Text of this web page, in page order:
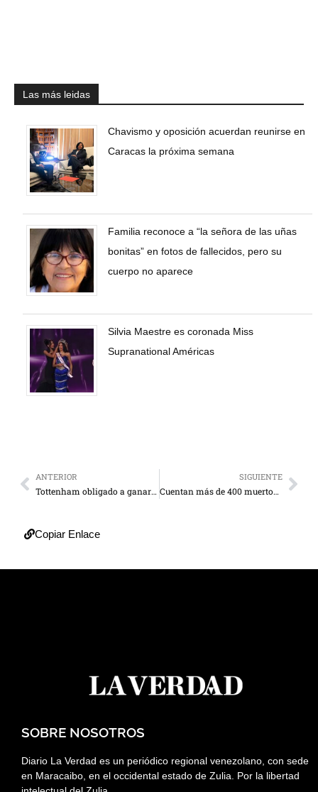
Las más leidas
Chavismo y oposición acuerdan reunirse en
Caracas la próxima semana
Familia reconoce a “la señora de las uñas
bonitas” en fotos de fallecidos, pero su
cuerpo no aparece
Silvia Maestre es coronada Miss
Supranational Américas
ANTERIOR
Tottenham obligado a ganar ante el Stoke
SIGUIENTE
Cuentan más de 400 muertos por terremoto en Ecuador
Copiar Enlace
SOBRE NOSOTROS
Diario La Verdad es un periódico regional venezolano, con sede
en Maracaibo, en el occidental estado de Zulia. Por la libertad